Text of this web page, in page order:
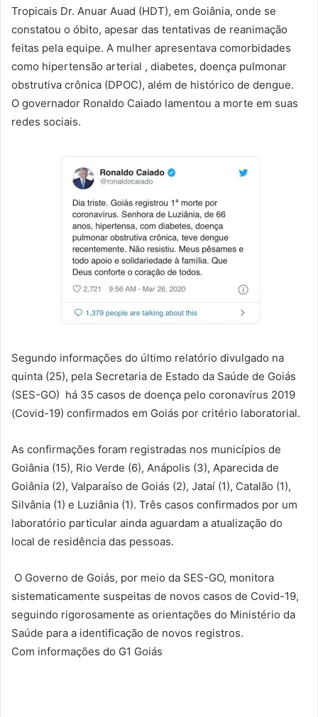
Tropicais Dr. Anuar Auad (HDT), em Goiânia, onde se
constatou o óbito, apesar das tentativas de reanimação
feitas pela equipe. A mulher apresentava comorbidades
como hipertensão arterial , diabetes, doença pulmonar
obstrutiva crônica (DPOC), além de histórico de dengue.
O governador Ronaldo Caiado lamentou a morte em suas
redes sociais.
Segundo informações do último relatório divulgado na
quinta (25), pela Secretaria de Estado da Saúde de Goiás
(SES-GO) há 35 casos de doença pelo coronavírus 2019
(Covid-19) confirmados em Goiás por critério laboratorial.
As confirmações foram registradas nos municípios de
Goiânia (15), Rio Verde (6), Anápolis (3), Aparecida de
Goiânia (2), Valparaíso de Goiás (2), Jataí (1), Catalão (1),
Silvânia (1) e Luziânia (1). Três casos confirmados por um
laboratório particular ainda aguardam a atualização do
local de residência das pessoas.
O Governo de Goiás, por meio da SES-GO, monitora
sistematicamente suspeitas de novos casos de Covid-19,
seguindo rigorosamente as orientações do Ministério da
Saúde para a identificação de novos registros.
Com informações do G1 Goiás